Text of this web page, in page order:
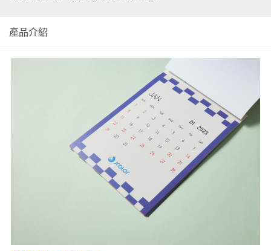
產品介紹